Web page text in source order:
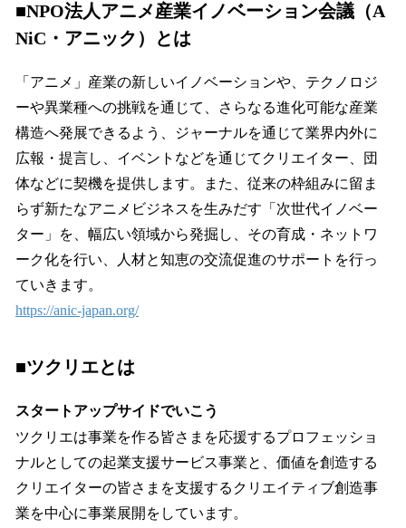
■NPO法人アニメ産業イノベーション会議（A
NiC・アニック）とは
「アニメ」産業の新しいイノベーションや、テクノロジ
ーや異業種への挑戦を通じて、さらなる進化可能な産業
構造へ発展できるよう、ジャーナルを通じて業界内外に
広報・提言し、イベントなどを通じてクリエイター、団
体などに契機を提供します。また、従来の枠組みに留ま
らず新たなアニメビジネスを生みだす「次世代イノベー
ター」を、幅広い領域から発掘し、その育成・ネットワ
ーク化を行い、人材と知恵の交流促進のサポートを行っ
ていきます。
https://anic-japan.org/
■ツクリエとは
スタートアップサイドでいこう
ツクリエは事業を作る皆さまを応援するプロフェッショ
ナルとしての起業支援サービス事業と、価値を創造する
クリエイターの皆さまを支援するクリエイティブ創造事
業を中心に事業展開をしています。